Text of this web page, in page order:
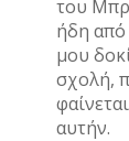
του
ήδη από
μου
σχολή,
αυτήν.